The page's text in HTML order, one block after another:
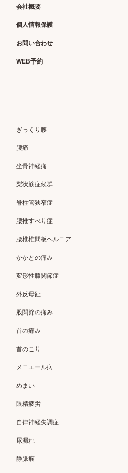
会社概要
個人情報保護
お問い合わせ
WEB予約
ぎっくり腰
腰痛
坐骨神経痛
梨状筋症候群
脊柱管狭窄症
腰推すべり症
腰椎椎間板ヘルニア
かかとの痛み
変形性膝関節症
外反母趾
股関節の痛み
首の痛み
首のこり
メニエール病
めまい
眼精疲労
自律神経失調症
尿漏れ
静脈瘤